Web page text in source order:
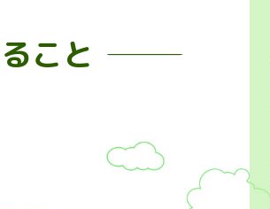
こと ー